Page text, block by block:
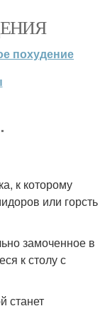
похудение
к которому
или горсть
замоченное в
к столу с
станет